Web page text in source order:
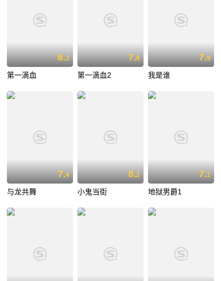
8.3
第一滴血
7.8
第一滴血2
7.9
我是谁
7.4
与龙共舞
8.2
小鬼当街
7.1
地狱男爵1